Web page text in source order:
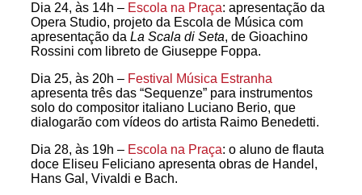
Dia 24, às 14h – Escola na Praça: apresentação da
Opera Studio, projeto da Escola de Música com
apresentação da La Scala di Seta, de Gioachino
Rossini com libreto de Giuseppe Foppa.
Dia 25, às 20h – Festival Música Estranha
apresenta três das “Sequenze” para instrumentos
solo do compositor italiano Luciano Berio, que
dialogarão com vídeos do artista Raimo Benedetti.
Dia 28, às 19h – Escola na Praça: o aluno de flauta
doce Eliseu Feliciano apresenta obras de Handel,
Hans Gal, Vivaldi e Bach.